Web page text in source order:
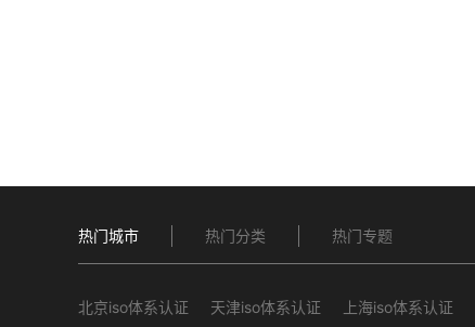
热门城市 热门分类 热门专题
北京iso体系认证 天津iso体系认证 上海iso体系认证